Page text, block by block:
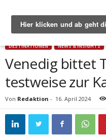
Start Destinationen Venedig bittet
DESTINATIONEN NEWS & INSIGHTS
Venedig bittet
testweise zur
Von Redaktion - 16. April 2024